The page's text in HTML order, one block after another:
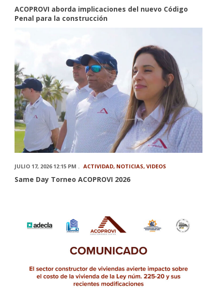
ACOPROVI aborda implicaciones del nuevo Código
Penal para la construcción
JULIO 17, 2026 12:15 PM . ACTIVIDAD, NOTICIAS, VIDEOS
Same Day Torneo ACOPROVI 2026